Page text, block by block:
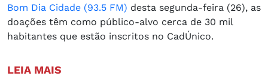
Bom Dia Cidade (93.5 FM) desta segunda-feira (26), as
doações têm como público-alvo cerca de 30 mil
habitantes que estão inscritos no CadÚnico.
LEIA MAIS